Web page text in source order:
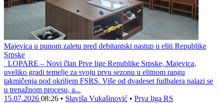
Majevica u punom zaletu pred debitantski nastup u eliti Republike
Srpske
LOPARE – Novi član Prve lige Republike Srpske, Majevica,
uveliko gradi temelje za svoju prvu sezonu u elitnom rangu
takmičenja pod okriljem FSRS. Više od dvadeset fudbalera nalazi se
u trenažnom procesu, a...
15.07.2026 08:26 • Slaviša Vukašinović • Prva liga RS